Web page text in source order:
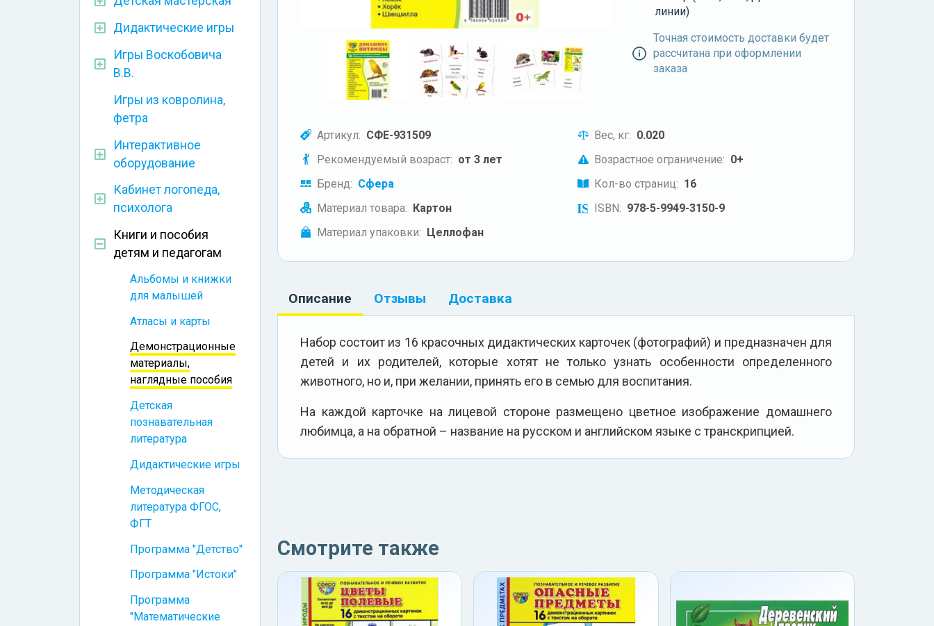
Дидактические игры
Игры Воскобовича
В.В.
Игры из ковролина,
фетра
Интерактивное
оборудование
Кабинет логопеда,
психолога
Книги и пособия
детям и педагогам
Альбомы и книжки
для малышей
Атласы и карты
Демонстрационные
материалы,
наглядные пособия
Детская
познавательная
литература
Дидактические игры
Методическая
литература ФГОС,
ФГТ
Программа "Детство"
Программа "Истоки"
Программа
"Математические
линии)
Точная стоимость доставки будет
рассчитана при оформлении
заказа
Артикул: СФЕ-931509
Рекомендуемый возраст: от 3 лет
Бренд: Сфера
Материал товара: Картон
Материал упаковки: Целлофан
Вес, кг: 0.020
Возрастное ограничение: 0+
Кол-во страниц: 16
ISBN: 978-5-9949-3150-9
Описание Отзывы Доставка
Набор состоит из 16 красочных дидактических карточек (фотографий) и предназначен для
детей и их родителей, которые хотят не только узнать особенности определенного
животного, но и, при желании, принять его в семью для воспитания.
На каждой карточке на лицевой стороне размещено цветное изображение домашнего
любимца, а на обратной – название на русском и английском языке с транскрипцией.
Смотрите также